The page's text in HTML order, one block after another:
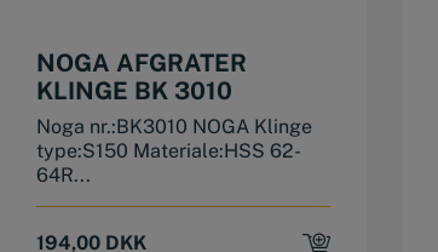
NOGA AFGRATER
KLINGE BK 3010
Noga nr.:BK3010 NOGA Klinge
type:S150 Materiale:HSS 62-
64R...
194,00 DKK